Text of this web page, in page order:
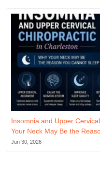
Insomnia and Upper
Your Neck May Be the
Jun 30, 2026